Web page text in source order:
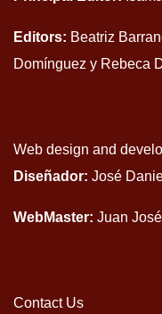
Editors: Beatriz
Domínguez y Rebeca
Web design and
Diseñador: José
WebMaster: Juan
Contact Us